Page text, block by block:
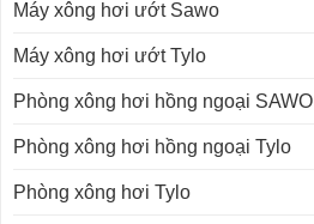
Máy xông hơi ướt Sawo
Máy xông hơi ướt Tylo
Phòng xông hơi hồng ngoại SAWO
Phòng xông hơi hồng ngoại Tylo
Phòng xông hơi Tylo